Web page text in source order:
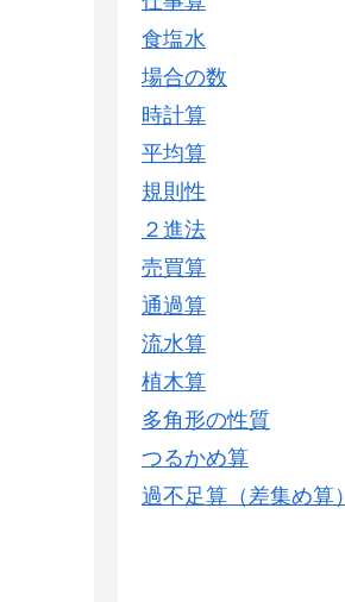
食塩水
場合の数
時計算
平均算
規則性
２進法
売買算
通過算
流水算
植木算
多角形の性質
つるかめ算
過不足算（差集め算）